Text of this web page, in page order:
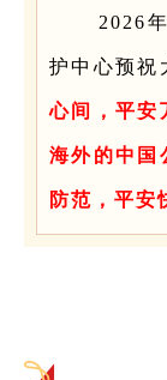
2026
护中心预祝
心间，平安
海外的中国
防范，平安